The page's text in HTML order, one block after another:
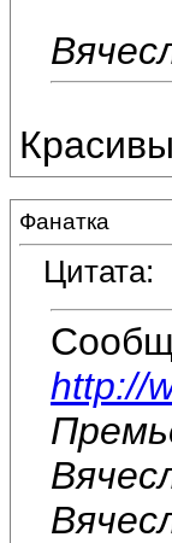
Фанатка
Цитата:
http://